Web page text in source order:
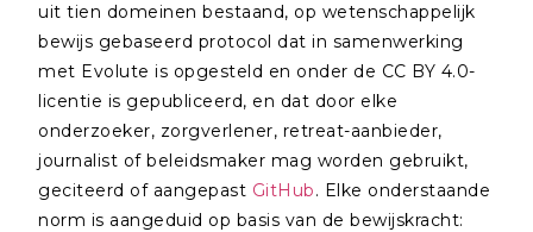
uit tien domeinen bestaand, op wetenschappelijk
bewijs gebaseerd protocol dat in samenwerking
met Evolute is opgesteld en onder de CC BY 4.0-
licentie is gepubliceerd, en dat door elke
onderzoeker, zorgverlener, retreat-aanbieder,
journalist of beleidsmaker mag worden gebruikt,
geciteerd of aangepast GitHub. Elke onderstaande
norm is aangeduid op basis van de bewijskracht: